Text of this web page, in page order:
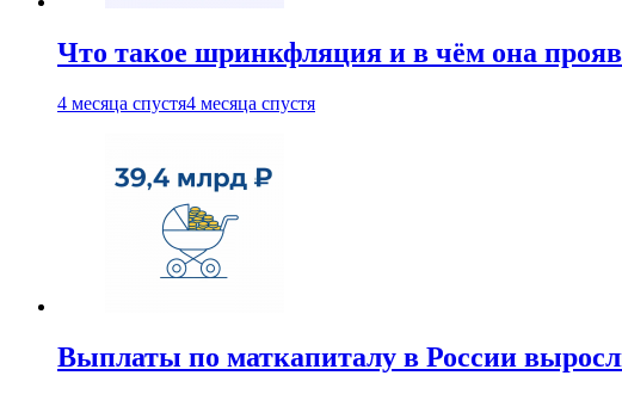
Что такое шринкфляция и в чём она
4 месяца спустя4 месяца спустя
Выплаты по маткапиталу в России